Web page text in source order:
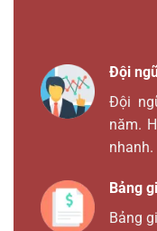
Đội
Đội
năm.
nhanh.
Bảng
Bảng